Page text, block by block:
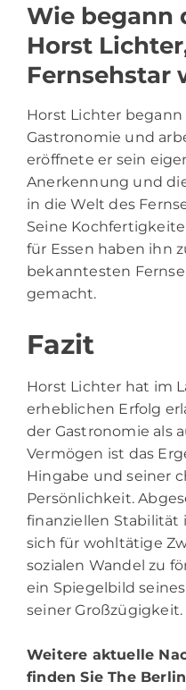
Wie begann
Horst
Fernsehstar
Horst Lichter begann
Gastronomie und
eröffnete er sein
Anerkennung und
in die Welt des
Seine
für Essen haben ihn
bekanntesten
gemacht.
Fazit
Horst Lichter hat im
erheblichen Erfolg
der Gastronomie als
Vermögen ist das
Hingabe und seiner
Persönlichkeit.
finanziellen Stabilität
sich für wohltätige
sozialen Wandel zu
ein Spiegelbild
seiner Großzügigkeit.
Weitere aktuelle
finden SieThe